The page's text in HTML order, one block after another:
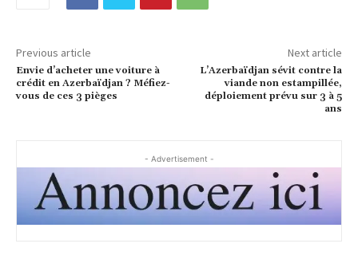
Previous article
Envie d’acheter une voiture à
crédit en Azerbaïdjan ? Méfiez-
vous de ces 3 pièges
Next article
L’Azerbaïdjan sévit contre la
viande non estampillée,
déploiement prévu sur 3 à 5
ans
- Advertisement -